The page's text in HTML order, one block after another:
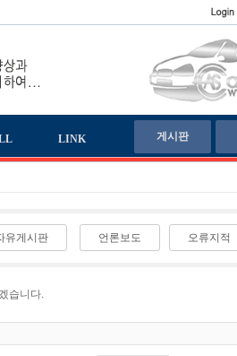
LINK 게시판
유게시판 언론보도 오류지적
습니다.